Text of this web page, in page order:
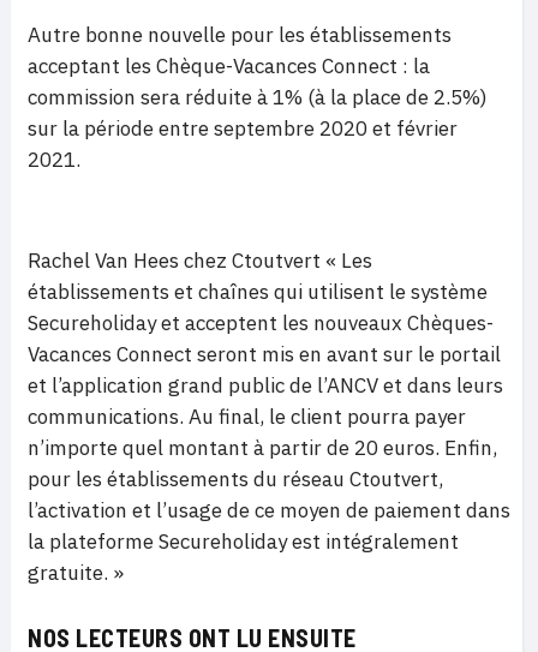
Autre bonne nouvelle pour les établissements
acceptant les Chèque-Vacances Connect : la
commission sera réduite à 1% (à la place de 2.5%)
sur la période entre septembre 2020 et février
2021.
Rachel Van Hees chez Ctoutvert « Les
établissements et chaînes qui utilisent le système
Secureholiday et acceptent les nouveaux Chèques-
Vacances Connect seront mis en avant sur le portail
et l’application grand public de l’ANCV et dans leurs
communications. Au final, le client pourra payer
n’importe quel montant à partir de 20 euros. Enfin,
pour les établissements du réseau Ctoutvert,
l’activation et l’usage de ce moyen de paiement dans
la plateforme Secureholiday est intégralement
gratuite. »
NOS LECTEURS ONT LU ENSUITE